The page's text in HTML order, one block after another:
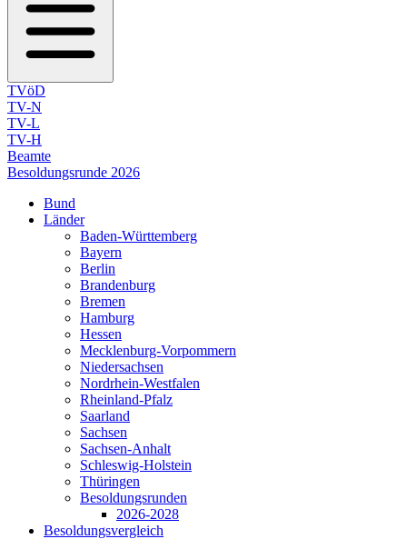
TVöD
TV-N
TV-L
TV-H
Beamte
Besoldungsrunde 2026
Bund
Länder
Baden-Württemberg
Bayern
Berlin
Brandenburg
Bremen
Hamburg
Hessen
Mecklenburg-Vorpommern
Niedersachsen
Nordrhein-Westfalen
Rheinland-Pfalz
Saarland
Sachsen
Sachsen-Anhalt
Schleswig-Holstein
Thüringen
Besoldungsrunden
2026-2028
Besoldungsvergleich